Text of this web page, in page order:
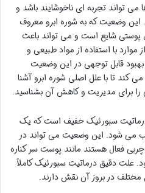
تواند تجربه ای ناخوشایند باشد و
این وضعیت که به شوره ابرو معروف
پوستی شایع است و می تواند باعث
با استفاده از مواد طبیعی و
قابل توجهی در این وضعیت
تا با علل اصلی شوره ابرو آشنا
را برای مدیریت و کاهش آن بشناسید.
درماتیت سبورئیک خفیف است که یک
می شود. این وضعیت می تواند در
فعال هستند مانند پوست سر کناره
علت دقیق درماتیت سبورئیک کاملاً
در بروز آن نقش دارند.